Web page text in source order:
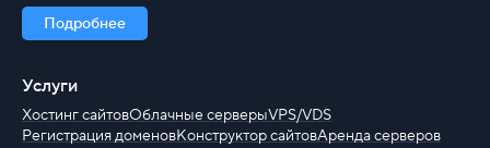
Подробнее
Услуги
Хостинг сайтовОблачные серверыVPS/VDS
Регистрация доменовКонструктор сайтовАренда серверов